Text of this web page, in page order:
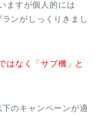
ますが個人的には
ンがしっくりきまし
はなく「サブ機」と
のキャンペーンが適